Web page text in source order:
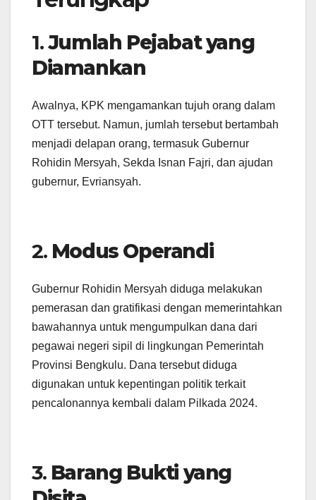
1.Jumlah Pejabat yang
Diamankan
Awalnya, KPK mengamankan tujuh orang dalam
OTT tersebut. Namun, jumlah tersebut bertambah
menjadi delapan orang, termasuk Gubernur
Rohidin Mersyah, Sekda Isnan Fajri, dan ajudan
gubernur, Evriansyah.
2. Modus Operandi
Gubernur Rohidin Mersyah diduga melakukan
pemerasan dan gratifikasi dengan memerintahkan
bawahannya untuk mengumpulkan dana dari
pegawai negeri sipil di lingkungan Pemerintah
Provinsi Bengkulu. Dana tersebut diduga
digunakan untuk kepentingan politik terkait
pencalonannya kembali dalam Pilkada 2024.
3. Barang Bukti yang